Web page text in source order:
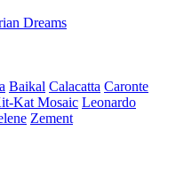
Dreams
Baikal Calacatta Caronte
Kat Mosaic Leonardo
Zement